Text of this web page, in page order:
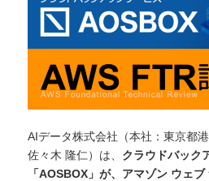
AIデータ株式会社（本社：東京都
佐々木 隆仁）は、 クラウドバック
「AOSBOX」が、アマゾン ウェブ